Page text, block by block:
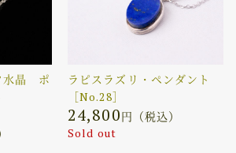
水晶 ポ
ラピスラズリ・ペンダント
［No.28］
24,800円（税込）
Sold out